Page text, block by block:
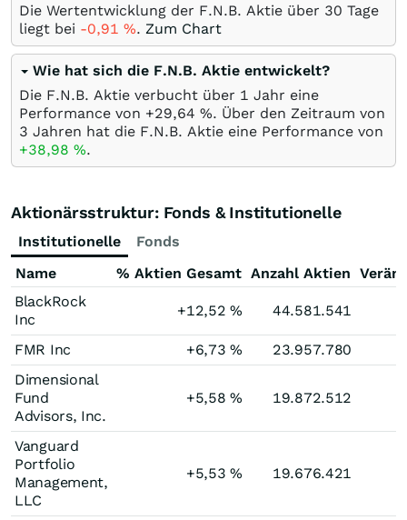
Die Wertentwicklung der F.N.B. Aktie über 30 Tage
liegt bei -0,91 %. Zum Chart
Wie hat sich die F.N.B. Aktie entwickelt?
Die F.N.B. Aktie verbucht über 1 Jahr eine
Performance von +29,64 %. Über den Zeitraum von
3 Jahren hat die F.N.B. Aktie eine Performance von
+38,98 %.
Aktionärsstruktur: Fonds & Institutionelle
Institutionelle
Fonds
Name
% Aktien Gesamt Anzahl Aktien
BlackRock
Inc
+12,52% 44.581.541
FMR Inc +6,73%
23.957.780
Dimensional
Fund
Advisors, Inc.
+5,58% 19.872.512
Vanguard
Portfolio
Management,
LLC
+5,53% 19.676.421